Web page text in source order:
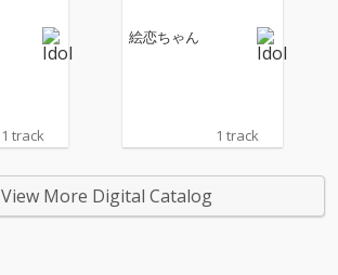
1 track
絵恋ちゃん
1 track
View More Digital Catalog